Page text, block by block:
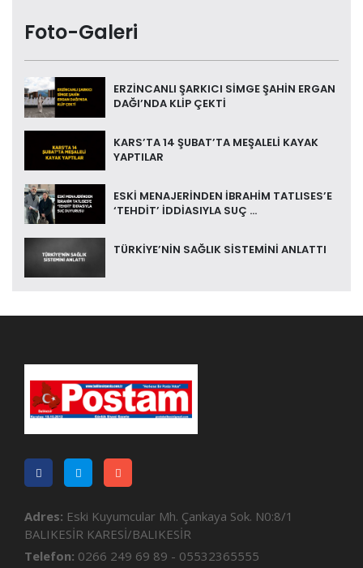
Foto-Galeri
ERZİNCANLI ŞARKICI SİMGE ŞAHİN ERGAN
DAĞI’NDA KLİP ÇEKTİ
KARS’TA 14 ŞUBAT’TA MEŞALELİ KAYAK
YAPTILAR
ESKİ MENAJERİNDEN İBRAHİM TATLISES’E
‘TEHDİT’ İDDİASIYLA SUÇ ...
TÜRKİYE’NİN SAĞLIK SİSTEMİNİ ANLATTI
Adres: Eski Kuyumcular Mh. Çankaya Sok. N0:8/1
BALIKESİR KARESİ/BALIKESİR
Telefon: 0266 249 69 89 - 05532365555